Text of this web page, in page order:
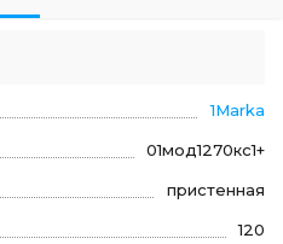
1Marka
01мод1270кс1+
пристенная
120